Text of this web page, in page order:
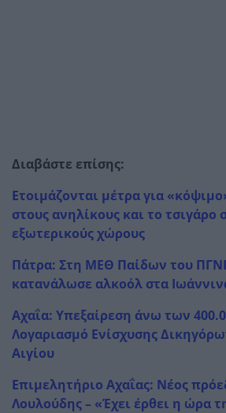
Διαβάστε επίσης:
Ετοιμάζονται μέτρα για
στους ανηλίκους και το τσιγάρο
εξωτερικούς χώρους
Πάτρα: Στη ΜΕΘ Παίδων του
κατανάλωσε αλκοόλ στα
Αχαΐα: Υπεξαίρεση άνω των
Λογαριασμό Ενίσχυσης
Αιγίου
Επιμελητήριο Αχαΐας: Νέος
Λουλούδης – «Έχει έρθει η ώρα